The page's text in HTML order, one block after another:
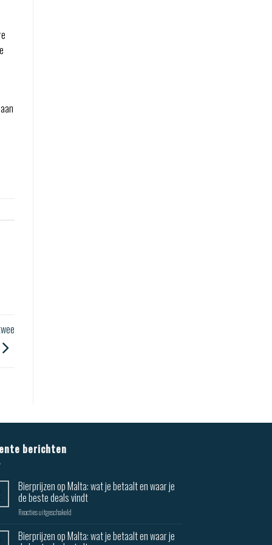
berichten
Bierprijzen op Malta: wat je betaalt en waar je
de beste deals vindt
Reacties uitgeschakeld
Bierprijzen op Malta: wat je betaalt en waar je